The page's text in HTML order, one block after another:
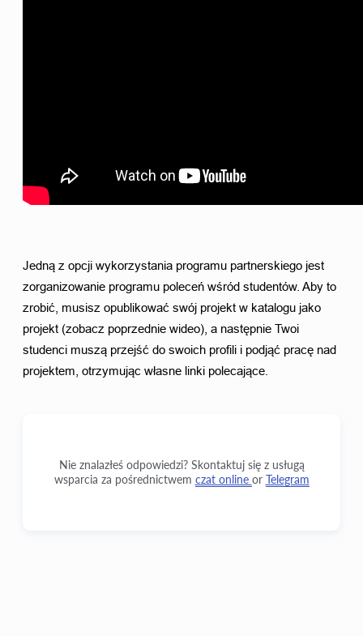
Jedną z opcji wykorzystania programu partnerskiego jest
zorganizowanie programu poleceń wśród studentów. Aby to
zrobić, musisz opublikować swój projekt w katalogu jako
projekt (zobacz poprzednie wideo), a następnie Twoi
studenci muszą przejść do swoich profili i podjąć pracę nad
projektem, otrzymując własne linki polecające.
Nie znalazłeś odpowiedzi? Skontaktuj się z usługą
wsparcia za pośrednictwem czat online or Telegram